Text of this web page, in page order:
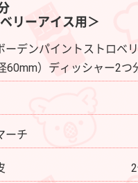
リーアイス用＞
ーデンパイントストロベ
60mm）ディッシャー2つ
ーチ